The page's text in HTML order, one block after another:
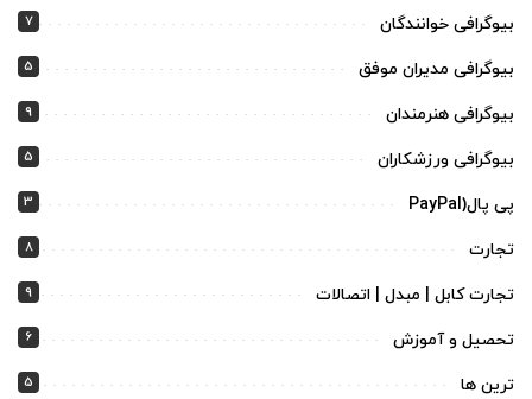
بیوگرافی خوانندگان 7
بیوگرافی مدیران موفق 5
بیوگرافی هنرمندان 9
بیوگرافی ورزشکاران 5
پی پال(PayPal 3
تجارت 8
تجارت کابل | مبدل | اتصالات 9
تحصیل و آموزش 6
ترین ها 5